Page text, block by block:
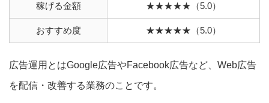
稼げる金額 ★★★★★（5.0）
おすすめ度 ★★★★★（5.0）
広告運用とはGoogle広告やFacebook広告など、Web広告
を配信・改善する業務のことです。